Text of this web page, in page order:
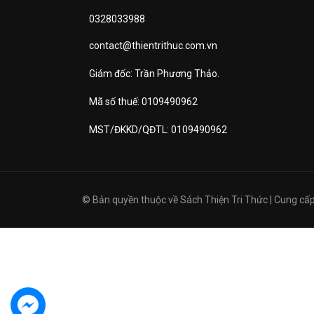
0328033988
contact@thientrithuc.com.vn
Giám đốc: Trần Phương Thảo.
Mã số thuế: 0109490962
MST/ĐKKD/QĐTL: 0109490962
© Bản quyền thuộc vềSách Thiện Tri Thức| Cung